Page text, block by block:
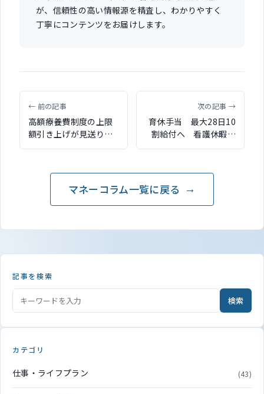
が、信頼性の高い情報源を精査し、わかりやすく
丁寧にコンテンツをお届けします。
← 前の記事
高額療養費制度の上限
額引き上げが見送り
秋頃に再度方針発表を
次の記事 →
育休手当 最大28日10
割給付へ 看護休暇・
育児休業給付が拡充
マネーコラム一覧に戻る
記事を検索
検索
カテゴリ
仕事・ライフプラン (43)